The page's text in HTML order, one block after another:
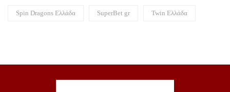
Spin Dragons Ελλάδα SuperBet gr Twin Ελλάδα